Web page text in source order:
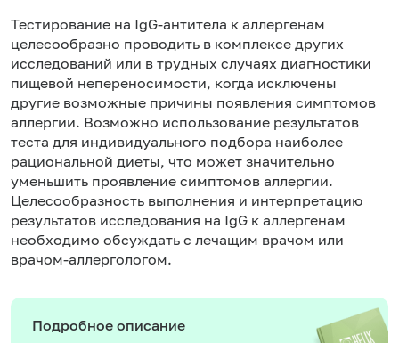
Тестирование на IgG-антитела к аллергенам
целесообразно проводить в комплексе других
исследований или в трудных случаях диагностики
пищевой непереносимости, когда исключены
другие возможные причины появления симптомов
аллергии. Возможно использование результатов
теста для индивидуального подбора наиболее
рациональной диеты, что может значительно
уменьшить проявление симптомов аллергии.
Целесообразность выполнения и интерпретацию
результатов исследования на IgG к аллергенам
необходимо обсуждать с лечащим врачом или
врачом-аллергологом.
Подробное описание